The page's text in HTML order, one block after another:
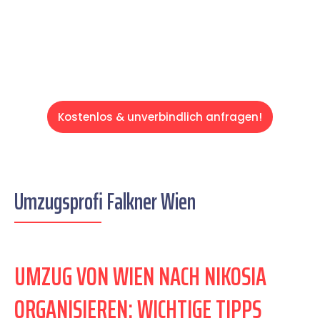
Kostenlos & unverbindlich anfragen!
Umzugsprofi Falkner Wien
UMZUG VON WIEN NACH NIKOSIA
ORGANISIEREN: WICHTIGE TIPPS